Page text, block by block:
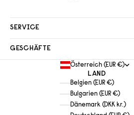
SERVICE
GESCHÄFTE
Österreich (EUR €)
LAND
Belgien (EUR €)
Bulgarien (EUR €)
Dänemark (DKK kr.)